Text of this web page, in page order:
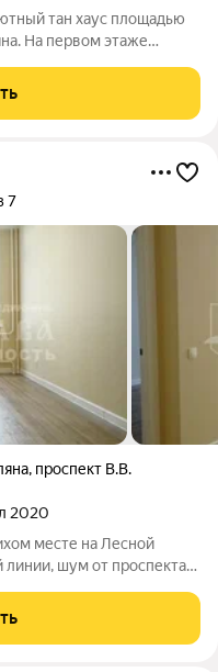
тан хаус площадью
B гостевом санузле
7
, проспект В.В.
2020
месте на Лесной
шум от проспекта
просторная прихожая